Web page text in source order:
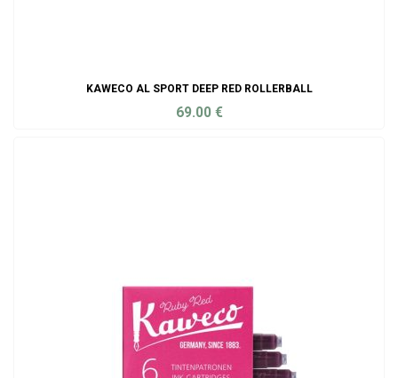
KAWECO AL SPORT DEEP RED ROLLERBALL
69.00 €